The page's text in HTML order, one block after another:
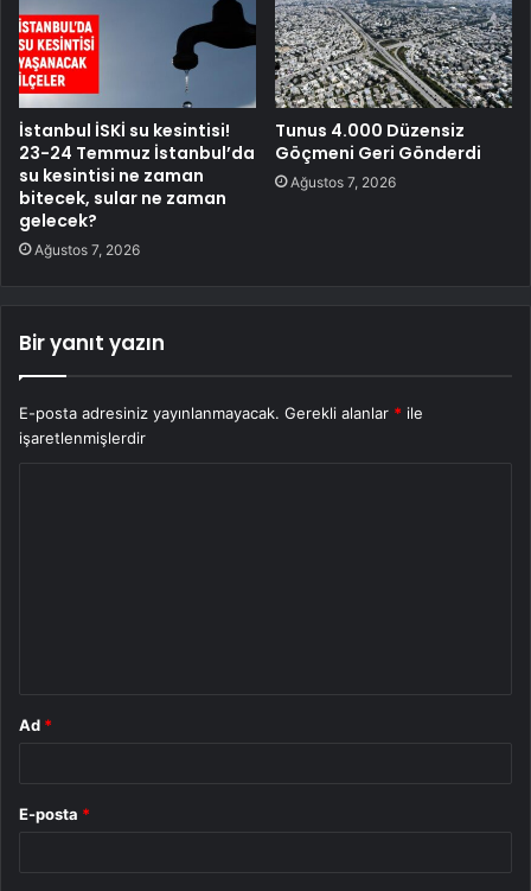
İstanbul İSKİ su kesintisi!
23-24 Temmuz İstanbul’da
su kesintisi ne zaman
bitecek, sular ne zaman
gelecek?
Ağustos 7, 2026
Tunus 4.000 Düzensiz
Göçmeni Geri Gönderdi
Ağustos 7, 2026
Bir yanıt yazın
E-posta adresiniz yayınlanmayacak. Gerekli alanlar * ile
işaretlenmişlerdir
Ad *
E-posta *